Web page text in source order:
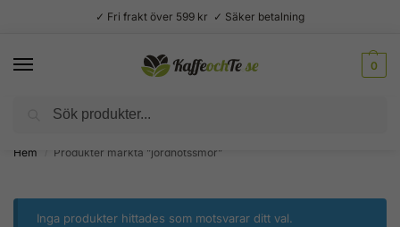
✓ Fri frakt över 599 kr ✓ Säker betalning
0
Välsmakande vardagslyx –
Hem Produkter märkta ”jordnötssmör”
Inga produkter hittades som motsvarar ditt val.